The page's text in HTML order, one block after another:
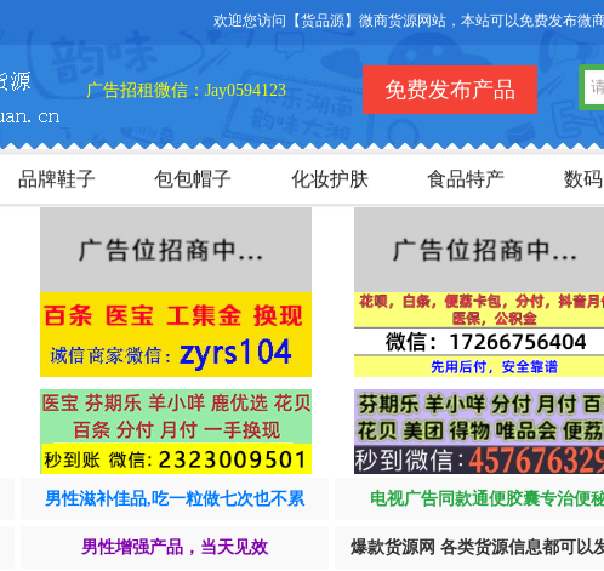
欢迎您访问【货品源】微商货源网站，本站可以免费发布微商货源
广告招租微信：Jay0594123 免费发布产品
品牌鞋子 包包帽子 化妆护肤 食品特产 数
男性滋补佳品,吃一粒做七次也不累 电视广告同款通便胶囊专治便
男性增强产品，当天见效 爆款货源网 各类货源信息都可以